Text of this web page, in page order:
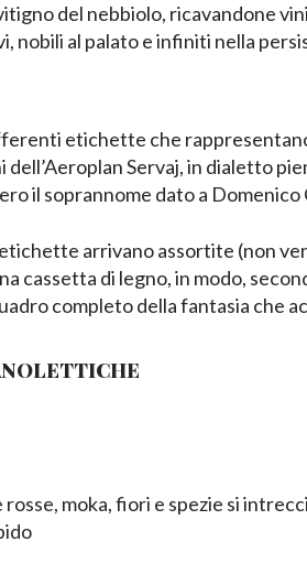
del nebbiolo, ricavandone
nobili al palato e infiniti nella
etichette che
Servaj, in dialetto
il soprannome dato a
arrivano assortite (non
cassetta di legno, in modo,
completo della fantasia che
moka, fiori e spezie si